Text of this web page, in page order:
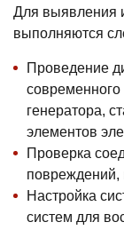
Для выявления
выполняются
Проведение
современного
генератора,
элементов
Проверка
повреждений,
Настройка
систем для